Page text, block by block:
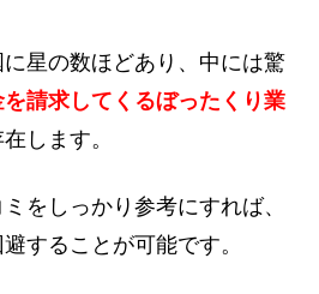
星の数ほどあり、中には驚
請求してくるぼったくり業
します。
をしっかり参考にすれば、
することが可能です。